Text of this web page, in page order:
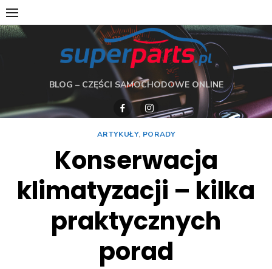
Skip
to
BLOG – CZĘŚCI SAMOCHODOWE ONLINE
ARTYKUŁY, PORADY
Konserwacja
klimatyzacji – kilka
praktycznych
porad